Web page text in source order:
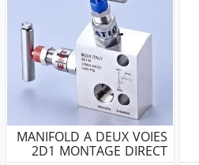
MANIFOLD A DEUX VOIES
2D1 MONTAGE DIRECT